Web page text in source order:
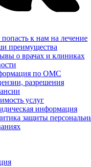
к нам на лечение
преимущества
о врачах и клиниках
по ОМС
разрешения
услуг
информация
защиты